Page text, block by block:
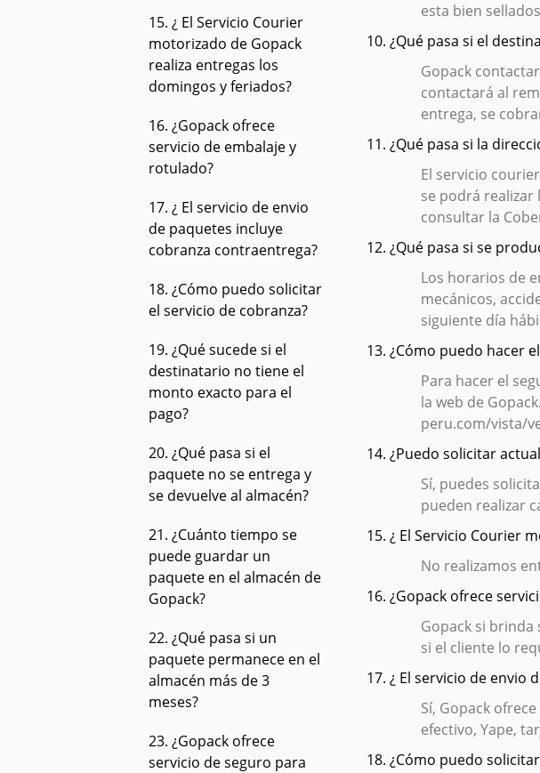
15. ¿ El Servicio Courier
motorizado de Gopack
realiza entregas los
domingos y feriados?
16. ¿Gopack ofrece
servicio de embalaje y
rotulado?
17. ¿ El servicio de envio
de paquetes incluye
cobranza contraentrega?
18. ¿Cómo puedo solicitar
el servicio de cobranza?
19. ¿Qué sucede si el
destinatario no tiene el
monto exacto para el
pago?
20. ¿Qué pasa si el
paquete no se entrega y
se devuelve al almacén?
21. ¿Cuánto tiempo se
puede guardar un
paquete en el almacén de
Gopack?
22. ¿Qué pasa si un
paquete permanece en el
almacén más de 3
meses?
23. ¿Gopack ofrece
servicio de seguro para
esta bien
10. ¿Qué pasa si el
Gopack
contactará al
entrega, se
11. ¿Qué pasa si la
El servicio
se podrá realizar
consultar la
12. ¿Qué pasa si se
Los horarios de
mecánicos,
siguiente día
13. ¿Cómo puedo hacer
Para hacer el
la web de
peru.com/vista/
14. ¿Puedo solicitar
Sí, puedes
pueden realizar
15. ¿ El Servicio Courier
No realizamos
16. ¿Gopack ofrece
Gopack si brinda
si el cliente lo
17. ¿ El servicio de envio
Sí, Gopack
efectivo, Yape,
18. ¿Cómo puedo